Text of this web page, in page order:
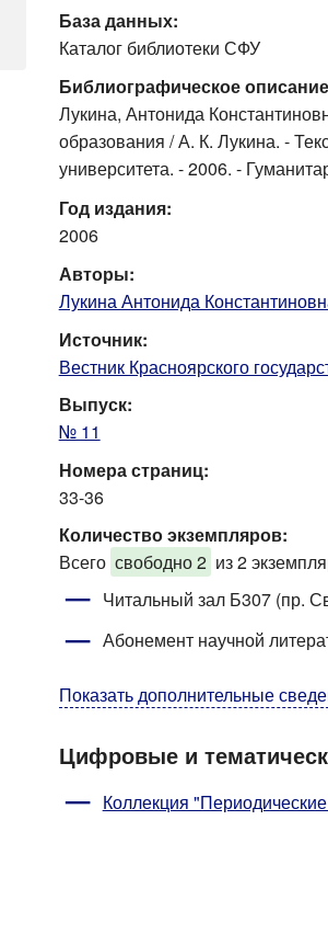
База данных:
Каталог библиотеки СФУ
Библиографическое
Лукина, Антонида
образования / А. К. Лукина. -
университета. - 2006. -
Год издания:
2006
Авторы:
Лукина Антонида
Источник:
Вестник Красноярского
Выпуск:
№ 11
Номера страниц:
33-36
Количество экземпляров:
Всего свободно 2 из 2
Читальный зал Б307 (пр.
Абонемент научной
Показать дополнительные
Цифровые и
Коллекция